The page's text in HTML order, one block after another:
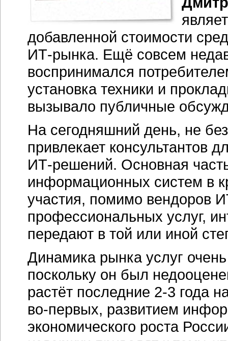
добавленной стоимости
ИТ-рынка. Ещё совсем
воспринимался
установка техники и
вызывало публичные
На сегодняшний день, не
привлекает консультантов
ИТ-решений. Основная
информационных систем в
участия, помимо вендоров
профессиональных услуг,
передают в той или иной
Динамика рынка услуг
поскольку он был
растёт последние 2-3 года
во-первых, развитием
экономического роста